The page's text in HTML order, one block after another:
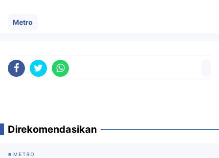
Metro
Direkomendasikan
METRO